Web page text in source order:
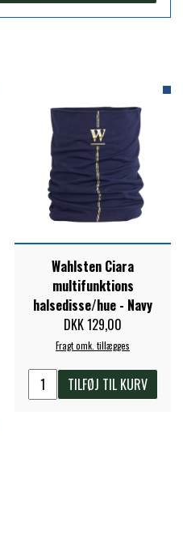
KØLETERAPI
& STALD
RYTTER
EQUINE
TACK
Wahlsten Ciara
multifunktions
halsedisse/hue - Navy
DKK 129,00
Fragt omk. tillægges
TILFØJ TIL KURV